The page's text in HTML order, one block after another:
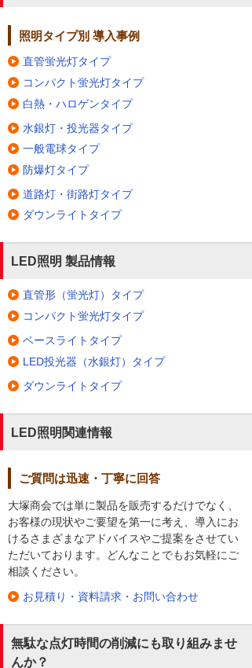
照明タイプ別 導入事例
直管蛍光灯タイプ
コンパクト蛍光灯タイプ
白熱・ハロゲンタイプ
水銀灯・投光器タイプ
一般電球タイプ
防爆灯タイプ
道路灯・街路灯タイプ
ダウンライトタイプ
LED照明 製品情報
直管形（蛍光灯）タイプ
コンパクト蛍光灯タイプ
ベースライトタイプ
LED投光器（水銀灯）タイプ
ダウンライトタイプ
LED照明関連情報
ご質問は迅速・丁寧に回答
大塚商会では単に製品を販売するだけでなく、
お客様の現状やご要望を第一に考え、導入にお
けるさまざまなアドバイスやご提案をさせてい
ただいております。どんなことでもお気軽にご
相談ください。
お見積り・資料請求・お問い合わせ
無駄な点灯時間の削減にも取り組みませ
んか？